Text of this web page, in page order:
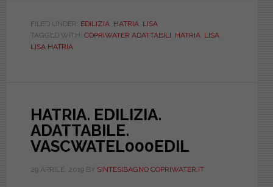
FILED UNDER: EDILIZIA, HATRIA, LISA
TAGGED WITH: COPRIWATER ADATTABILI, HATRIA, LISA,
LISA HATRIA
HATRIA. EDILIZIA.
ADATTABILE.
VASCWATEL000EDIL
29 APRILE, 2019BY SINTESIBAGNO COPRIWATER.IT